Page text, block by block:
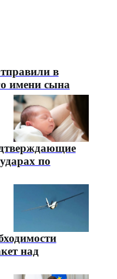
в
имени сына
по
над